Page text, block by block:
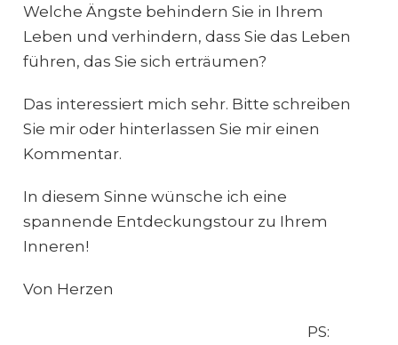
Welche Ängste behindern Sie in Ihrem
Leben und verhindern, dass Sie das Leben
führen, das Sie sich erträumen?
Das interessiert mich sehr. Bitte schreiben
Sie mir oder hinterlassen Sie mir einen
Kommentar.
In diesem Sinne wünsche ich eine
spannende Entdeckungstour zu Ihrem
Inneren!
Von Herzen
PS: